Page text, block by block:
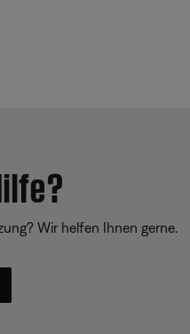
Wir helfen Ihnen gerne.